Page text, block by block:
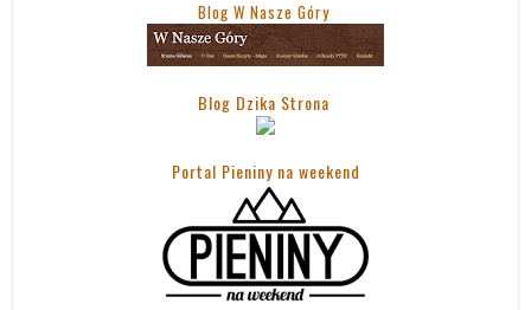
Blog W Nasze Góry
Blog Dzika Strona
Portal Pieniny na weekend